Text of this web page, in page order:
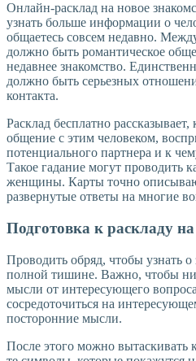
Онлайн-расклад на новое
узнать больше информации о
общаетесь совсем недавно.
должно быть романтическое
недавнее знакомство.
должно быть серьезных
контакта.
Расклад бесплатно рассказывает,
общение с этим человеком,
потенциального партнера и к
Такое гадание могут проводить
женщины. Карты точно
развернутые ответы на многие
Подготовка к раскладу
Проводить обряд, чтобы узнать
полной тишине. Важно, чтобы
мысли от интересующего
сосредоточиться на
посторонние мысли.
После этого можно вытаскивать